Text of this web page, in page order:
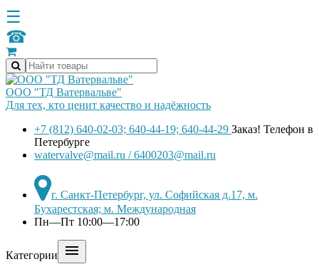
☰
☎
ООО "ТД Ватервальве"
Для тех, кто ценит качество и надёжность
+7 (812) 640-02-03; 640-44-19; 640-44-29 Заказ! Телефон в
Петербурге
watervalve@mail.ru / 6400203@mail.ru
г. Санкт-Петербург, ул. Софийская д.17, м.
Бухарестская; м. Международная
Пн—Пт 10:00—17:00
Категории 